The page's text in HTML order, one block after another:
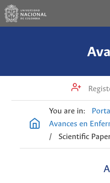
You are in:
Avances en
/
Scientific